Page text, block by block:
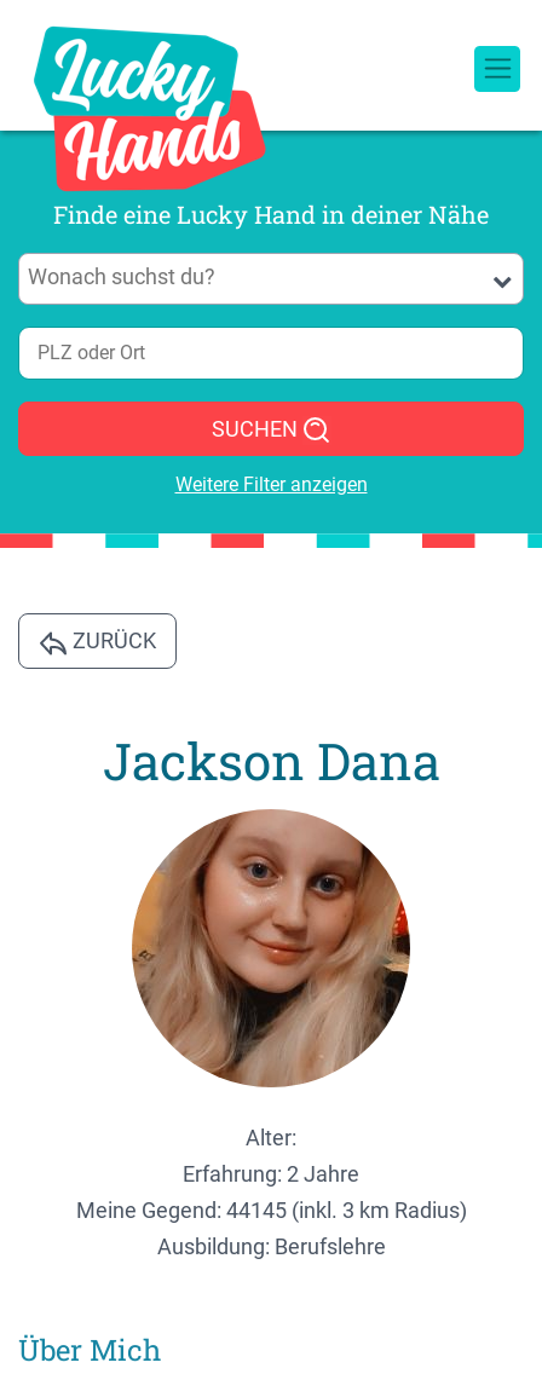
Finde eine Lucky Hand in deiner Nähe
SUCHEN
Weitere Filter anzeigen
ZURÜCK
Jackson Dana
Alter:
Erfahrung: 2 Jahre
Meine Gegend: 44145 (inkl. 3 km Radius)
Ausbildung: Berufslehre
Über Mich